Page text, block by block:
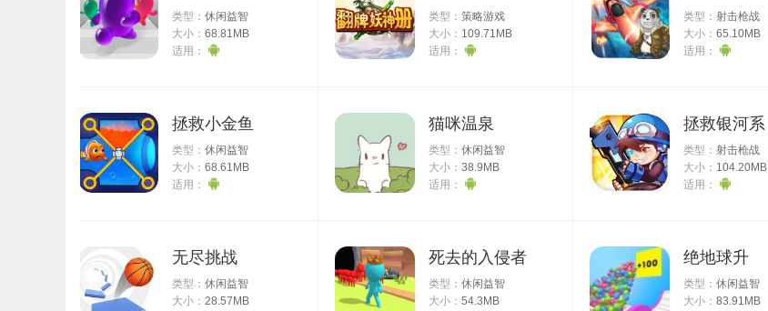
类型： 休闲益智
大小： 68.81MB
适用：
类型： 策略游戏
大小： 109.71MB
适用：
类型： 射击枪战
大小： 65.10MB
适用：
拯救小金鱼
类型： 休闲益智
大小： 68.61MB
适用：
猫咪温泉
类型： 休闲益智
大小： 38.9MB
适用：
拯救银河系
类型： 射击枪战
大小： 104.20MB
适用：
无尽挑战
类型： 休闲益智
大小： 28.57MB
死去的入侵者
类型： 休闲益智
大小： 54.3MB
绝地球升
类型： 休闲益智
大小： 83.91MB